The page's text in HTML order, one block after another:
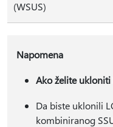
(WSUS)
Napomena
Ako želite ukloniti
Da biste uklonili
kombiniranog